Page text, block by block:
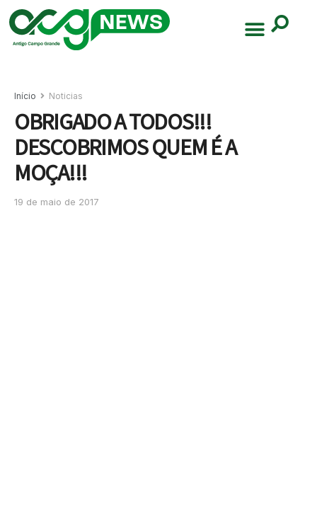
Início Noticias
OBRIGADO A TODOS!!!
DESCOBRIMOS QUEM É A
MOÇA!!!
19 de maio de 2017